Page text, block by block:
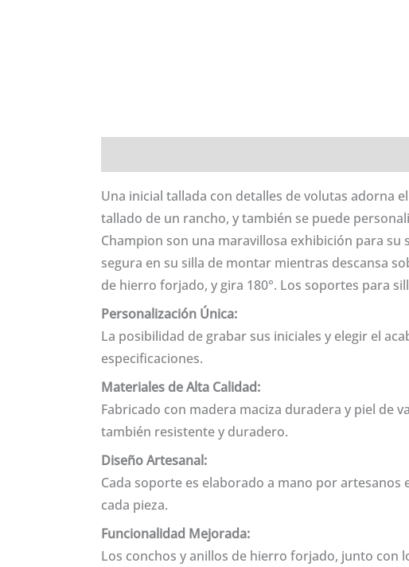
Una inicial tallada con detalles de volutas adorna
tallado de un rancho, y también se puede
Champion son una maravillosa exhibición para
segura en su silla de montar mientras descansa
de hierro forjado, y gira 180°. Los soportes para
Personalización Única:
La posibilidad de grabar sus iniciales y elegir el
especificaciones.
Materiales de Alta Calidad:
Fabricado con madera maciza duradera y piel de
también resistente y duradero.
Diseño Artesanal:
Cada soporte es elaborado a mano por
cada pieza.
Funcionalidad Mejorada:
Los conchos y anillos de hierro forjado, junto con